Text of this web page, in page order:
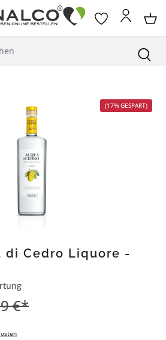
(17% GESPART)
di Cedro Liquore -
von 5 von 5 Sternen
€*